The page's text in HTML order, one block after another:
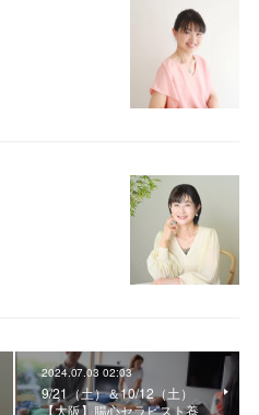
2024.07.03 02:03
9/21（土）＆10/12（土）
【大阪】腸心セラピスト養